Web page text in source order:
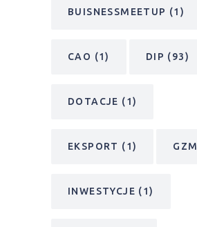
BUISNESSMEETUP (1)
CAO (1) DIP (93)
DOTACJE (1)
EKSPORT (1) GZM
INWESTYCJE (1)